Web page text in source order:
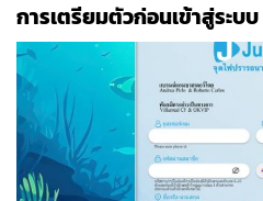
การเตรียมตัวก่อนเข้าสู่ระบ